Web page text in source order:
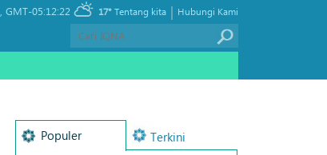
GMT-05:12:22 17° Hubungi Kami
|
Tentang kita
Populer Terkini